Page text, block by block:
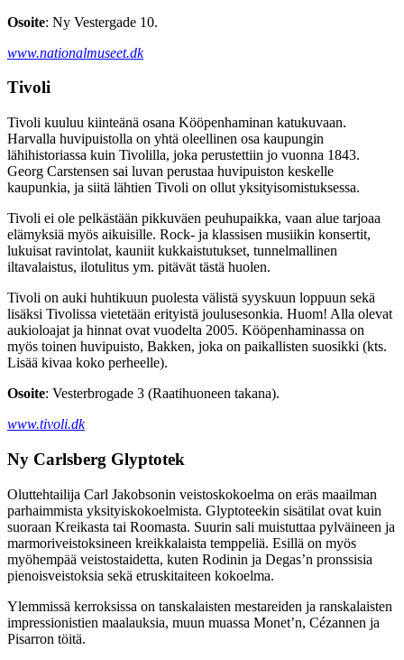
Osoite: Ny Vestergade 10.
www.nationalmuseet.dk
Tivoli
Tivoli kuuluu kiinteänä osana Kööpenhaminan katukuvaan.
Harvalla huvipuistolla on yhtä oleellinen osa kaupungin
lähihistoriassa kuin Tivolilla, joka perustettiin jo vuonna 1843.
Georg Carstensen sai luvan perustaa huvipuiston keskelle
kaupunkia, ja siitä lähtien Tivoli on ollut yksityisomistuksessa.
Tivoli ei ole pelkästään pikkuväen peuhupaikka, vaan alue tarjoaa
elämyksiä myös aikuisille. Rock- ja klassisen musiikin konsertit,
lukuisat ravintolat, kauniit kukkaistutukset, tunnelmallinen
iltavalaistus, ilotulitus ym. pitävät tästä huolen.
Tivoli on auki huhtikuun puolesta välistä syyskuun loppuun sekä
lisäksi Tivolissa vietetään erityistä joulusesonkia. Huom! Alla olevat
aukioloajat ja hinnat ovat vuodelta 2005. Kööpenhaminassa on
myös toinen huvipuisto, Bakken, joka on paikallisten suosikki (kts.
Lisää kivaa koko perheelle).
Osoite: Vesterbrogade 3 (Raatihuoneen takana).
www.tivoli.dk
Ny Carlsberg Glyptotek
Oluttehtailija Carl Jakobsonin veistoskokoelma on eräs maailman
parhaimmista yksityiskokoelmista. Glyptoteekin sisätilat ovat kuin
suoraan Kreikasta tai Roomasta. Suurin sali muistuttaa pylväineen ja
marmoriveistoksineen kreikkalaista temppeliä. Esillä on myös
myöhempää veistostaidetta, kuten Rodinin ja Degas’n pronssisia
pienoisveistoksia sekä etruskitaiteen kokoelma.
Ylemmissä kerroksissa on tanskalaisten mestareiden ja ranskalaisten
impressionistien maalauksia, muun muassa Monet’n, Cézannen ja
Pisarron töitä.